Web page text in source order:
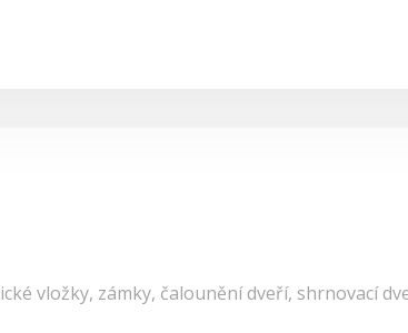
vložky, zámky, čalounění dveří, shrnovací